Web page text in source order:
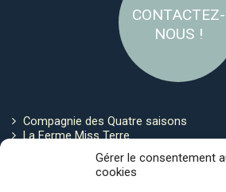
Gérer le consentement
cookies
CONTACTEZ-
NOUS !
Compagnie des Quatre saisons
La Ferme Miss Terre
Politique de cookies